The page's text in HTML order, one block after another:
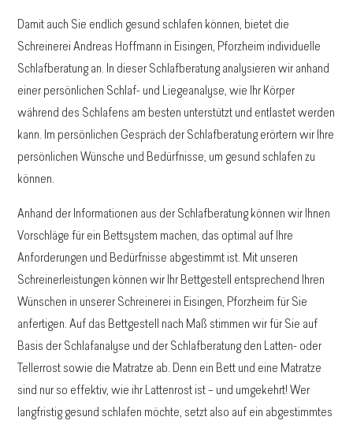
Damit auch Sie endlich gesund schlafen können, bietet die
Schreinerei Andreas Hoffmann in Eisingen, Pforzheim individuelle
Schlafberatung an. In dieser Schlafberatung analysieren wir anhand
einer persönlichen Schlaf- und Liegeanalyse, wie Ihr Körper
während des Schlafens am besten unterstützt und entlastet werden
kann. Im persönlichen Gespräch der Schlafberatung erörtern wir Ihre
persönlichen Wünsche und Bedürfnisse, um gesund schlafen zu
können.
Anhand der Informationen aus der Schlafberatung können wir Ihnen
Vorschläge für ein Bettsystem machen, das optimal auf Ihre
Anforderungen und Bedürfnisse abgestimmt ist. Mit unseren
Schreinerleistungen können wir Ihr Bettgestell entsprechend Ihren
Wünschen in unserer Schreinerei in Eisingen, Pforzheim für Sie
anfertigen. Auf das Bettgestell nach Maß stimmen wir für Sie auf
Basis der Schlafanalyse und der Schlafberatung den Latten- oder
Tellerrost sowie die Matratze ab. Denn ein Bett und eine Matratze
sind nur so effektiv, wie ihr Lattenrost ist – und umgekehrt! Wer
langfristig gesund schlafen möchte, setzt also auf ein abgestimmtes